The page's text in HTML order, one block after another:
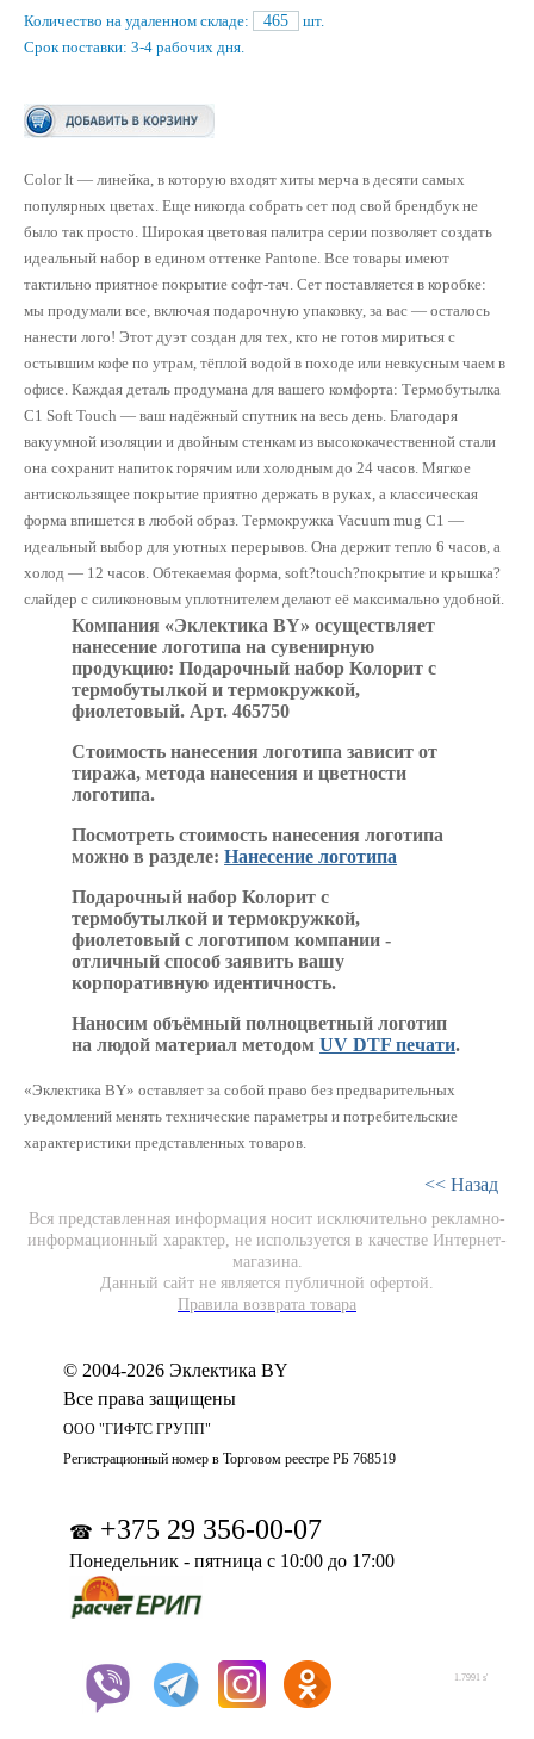
Количество на удаленном складе: 465
шт.
Срок поставки: 3-4 рабочих дня.
Color It — линейка, в которую входят хиты мерча в десяти самых
популярных цветах. Еще никогда собрать сет под свой брендбук не
было так просто. Широкая цветовая палитра серии позволяет создать
идеальный набор в едином оттенке Pantone. Все товары имеют
тактильно приятное покрытие софт-тач. Сет поставляется в коробке:
мы продумали все, включая подарочную упаковку, за вас — осталось
нанести лого! Этот дуэт создан для тех, кто не готов мириться с
остывшим кофе по утрам, тёплой водой в походе или невкусным чаем в
офисе. Каждая деталь продумана для вашего комфорта: Термобутылка
C1 Soft Touch — ваш надёжный спутник на весь день. Благодаря
вакуумной изоляции и двойным стенкам из высококачественной стали
она сохранит напиток горячим или холодным до 24 часов. Мягкое
антискользящее покрытие приятно держать в руках, а классическая
форма впишется в любой образ. Термокружка Vacuum mug C1 —
идеальный выбор для уютных перерывов. Она держит тепло 6 часов, а
холод — 12 часов. Обтекаемая форма, soft?touch?покрытие и крышка?
слайдер с силиконовым уплотнителем делают её максимально удобной.
Компания «Эклектика BY» осуществляет
нанесение логотипа на сувенирную
продукцию: Подарочный набор Колорит с
термобутылкой и термокружкой,
фиолетовый. Арт. 465750
Стоимость нанесения логотипа зависит от
тиража, метода нанесения и цветности
логотипа.
Посмотреть стоимость нанесения логотипа
можно в разделе:Нанесение логотипа
Подарочный набор Колорит с
термобутылкой и термокружкой,
фиолетовый с логотипом компании -
отличный способ заявить вашу
корпоративную идентичность.
Наносим объёмный полноцветный логотип
на людой материал методомUV DTF печати.
«Эклектика BY» оставляет за собой право без предварительных
уведомлений менять технические параметры и потребительские
характеристики представленных товаров.
<< Назад
Вся представленная информация носит исключительно рекламно-
информационный характер, не используется в качестве Интернет-
магазина.
Данный сайт не является публичной офертой.
Правила возврата товара
© 2004-2026 Эклектика BY
Все права защищены
ООО "ГИФТС ГРУПП"
Регистрационный номер в Торговом реестре РБ 768519
☎ +375 29 356-00-07
Понедельник - пятница с 10:00 до 17:00
1.7991 s'